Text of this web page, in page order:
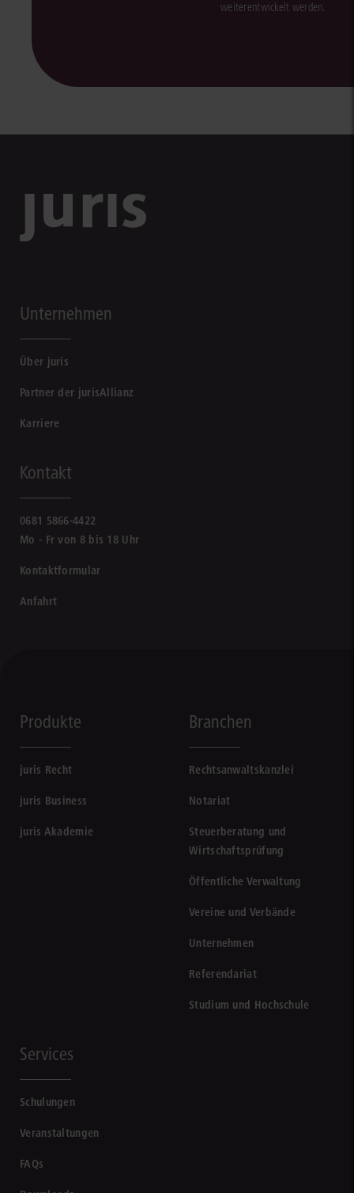
weiterentwickelt werden.
Unternehmen
Über juris
Partner der jurisAllianz
Karriere
Kontakt
0681 5866-4422
Mo - Fr von 8 bis 18 Uhr
Kontaktformular
Anfahrt
Produkte
juris Recht
juris Business
juris Akademie
Branchen
Rechtsanwaltskanzlei
Notariat
Steuerberatung und
Wirtschaftsprüfung
Öffentliche Verwaltung
Vereine und Verbände
Unternehmen
Referendariat
Studium und Hochschule
Services
Schulungen
Veranstaltungen
FAQs